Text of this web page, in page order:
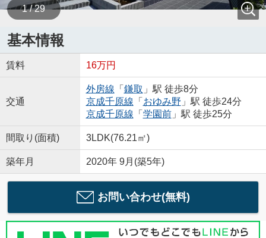
1 / 29
基本情報
賃料 16万円
交通
外房線 「 鎌取 」駅 徒歩8分
京成千原線 「 おゆみ野 」駅 徒歩24分
京成千原線 「 学園前」駅 徒歩25分
間取り(面積) 3LDK(76.21㎡)
築年月 2020年 9月(築5年)
お問い合わせ(無料)